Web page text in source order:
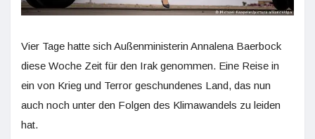
Vier Tage hatte sich Außenministerin Annalena Baerbock
diese Woche Zeit für den Irak genommen. Eine Reise in
ein von Krieg und Terror geschundenes Land, das nun
auch noch unter den Folgen des Klimawandels zu leiden
hat.